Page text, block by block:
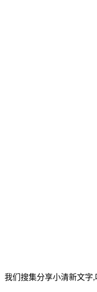
们搜集分享小清新文字